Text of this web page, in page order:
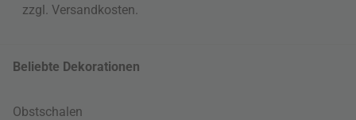
zzgl. Versandkosten
Beliebte Dekorationen
Obstschalen